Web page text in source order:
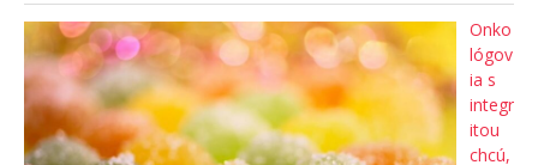
Onko
lógov
ia s
integr
itou
chcú,